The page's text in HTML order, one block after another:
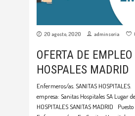
20 agosto, 2020 adminsoria
OFERTA DE
HOSPALES MADRID
Enfermeros/as. SANITAS
empresa: Sanitas Hospitales SA Lugar
HOSPITALES SANITAS MADRID